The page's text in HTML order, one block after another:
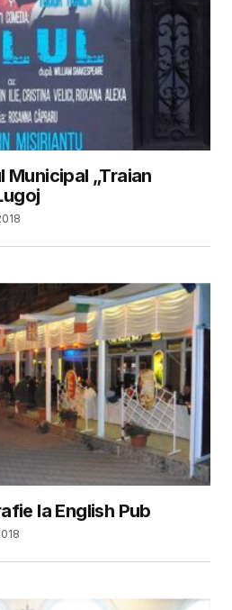
Municipal „Traian
la English Pub